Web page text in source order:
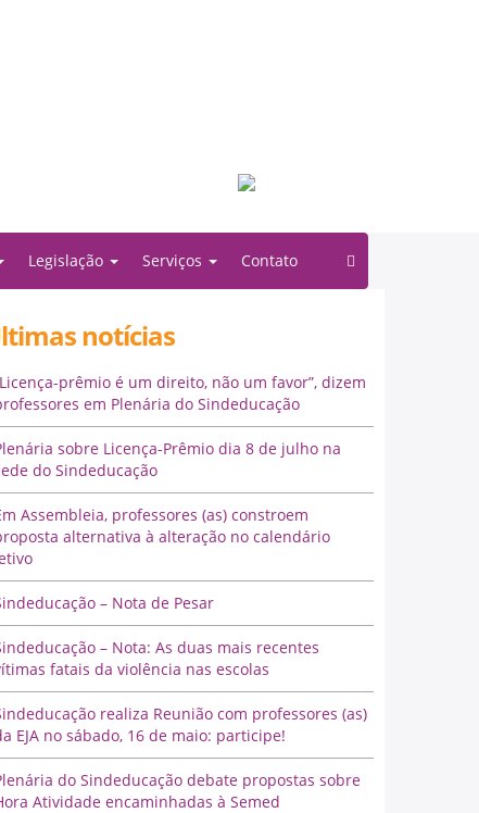
Legislação Serviços Contato
notícias
prêmio é um direito, não um favor”, dizem
em Plenária do Sindeducação
sobre Licença-Prêmio dia 8 de julho na
do Sindeducação
Assembleia, professores (as) constroem
alternativa à alteração no calendário
– Nota de Pesar
– Nota: As duas mais recentes
fatais da violência nas escolas
realiza Reunião com professores (as)
EJA no sábado, 16 de maio: participe!
do Sindeducação debate propostas sobre
Atividade encaminhadas à Semed